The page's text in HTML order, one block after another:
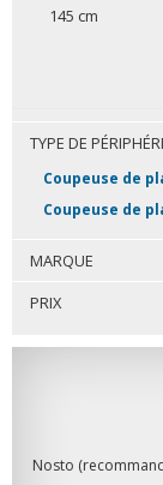
145 cm
TYPE DE
Coupeuse de
Coupeuse de
MARQUE
PRIX
Nosto